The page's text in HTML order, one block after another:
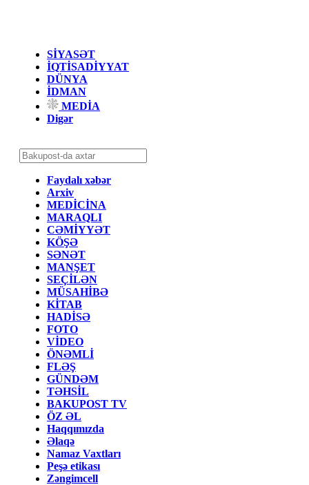
SİYASƏT
İQTİSADİYYAT
DÜNYA
İDMAN
MEDİA
Digər
Faydalı xəbər
Arxiv
MEDİCİNA
MARAQLI
CƏMİYYƏT
KÖŞƏ
SƏNƏT
MANŞET
SEÇİLƏN
MÜSAHİBƏ
KİTAB
HADİSƏ
FOTO
VİDEO
ÖNƏMLİ
FLƏŞ
GÜNDƏM
TƏHSİL
BAKUPOST TV
ÖZ ƏL
Haqqımızda
Əlaqə
Namaz Vaxtları
Peşə etikası
Zəngimcell